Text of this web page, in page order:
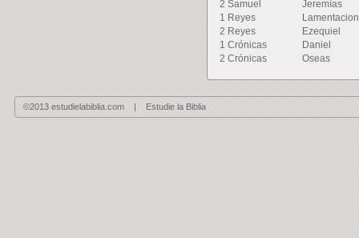
2 Samuel
1 Reyes
2 Reyes
1 Crónicas
2 Crónicas
Jeremías
Ezequiel
Daniel
Oseas
©2013 estudielabiblia.com | Estudie la Biblia